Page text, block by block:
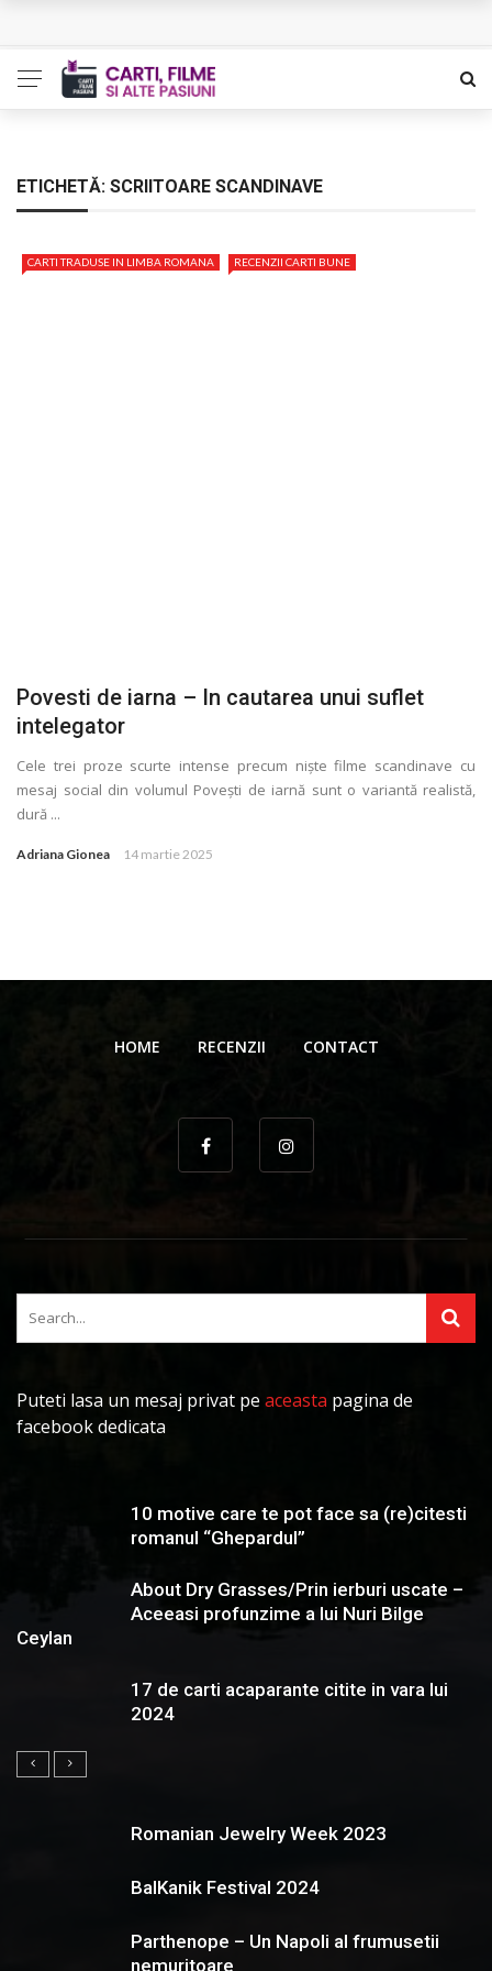
The Man Who Sold Air in the Holy Land – Generatia care
Queer – Un Burroughs sentimental
Luati-ma drept un vis. Povestiri in K. minor – Dor de Kafka
ETICHETĂ: SCRIITOARE SCANDINAVE
CARTI TRADUSE IN LIMBA ROMANA RECENZII CARTI BUNE
Povesti de iarna – In cautarea unui suflet
intelegator
Cele trei proze scurte intense precum niște filme scandinave cu
mesaj social din volumul Povești de iarnă sunt o variantă realistă,
dură ...
Adriana Gionea 14 martie 2025
HOME RECENZII CONTACT
Puteti lasa un mesaj privat pe aceasta pagina de
facebook dedicata
10 motive care te pot face sa (re)citesti
romanul “Ghepardul”
About Dry Grasses/Prin ierburi uscate –
Aceeasi profunzime a lui Nuri Bilge
Ceylan
17 de carti acaparante citite in vara lui
2024
Romanian Jewelry Week 2023
BalKanik Festival 2024
Parthenope – Un Napoli al frumusetii
nemuritoare